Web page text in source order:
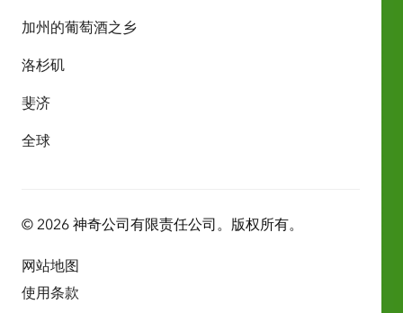
加州的葡萄酒之乡
洛杉矶
斐济
全球
© 2026 神奇公司有限责任公司。版权所有。
网站地图
使用条款